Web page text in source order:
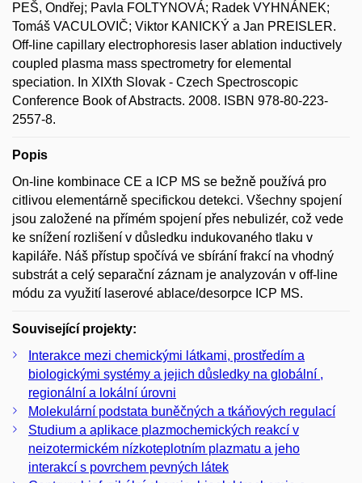
PEŠ, Ondřej; Pavla FOLTYNOVÁ; Radek VYHNÁNEK;
Tomáš VACULOVIČ; Viktor KANICKÝ a Jan PREISLER.
Off-line capillary electrophoresis laser ablation inductively
coupled plasma mass spectrometry for elemental
speciation. In XIXth Slovak - Czech Spectroscopic
Conference Book of Abstracts. 2008. ISBN 978-80-223-
2557-8.
Popis
On-line kombinace CE a ICP MS se bežně používá pro
citlivou elementárně specifickou detekci. Všechny spojení
jsou založené na přímém spojení přes nebulizér, což vede
ke snížení rozlišení v důsledku indukovaného tlaku v
kapiláře. Náš přístup spočívá ve sbírání frakcí na vhodný
substrát a celý separační záznam je analyzován v off-line
módu za využití laserové ablace/desorpce ICP MS.
Související projekty:
Interakce mezi chemickými látkami, prostředím a
biologickými systémy a jejich důsledky na globální ,
regionální a lokální úrovni
Molekulární podstata buněčných a tkáňových regulací
Studium a aplikace plazmochemických reakcí v
neizotermickém nízkoteplotním plazmatu a jeho
interakcí s povrchem pevných látek